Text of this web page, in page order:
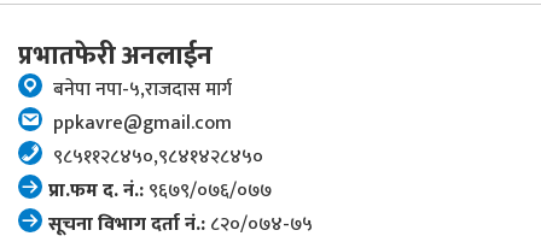
प्रभातफेरी अनलाईन
बनेपा नपा-५,राजदास मार्ग
ppkavre@gmail.com
९८५११२८४५०,९८४१४२८४५०
प्रा.फम द. नं.:९६७९/०७६/०७७
सूचना विभाग दर्ता नं.:८२०/०७४-७५